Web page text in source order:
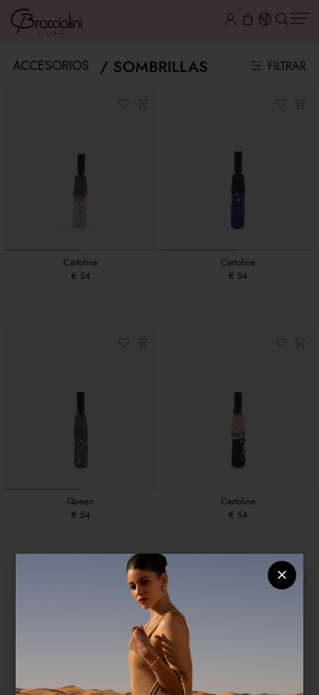
ACCESORIOS SOMBRILLAS FILTRAR
Cartoline
€ 54
Cartoline
€ 54
Queen
€ 54
Cartoline
€ 54